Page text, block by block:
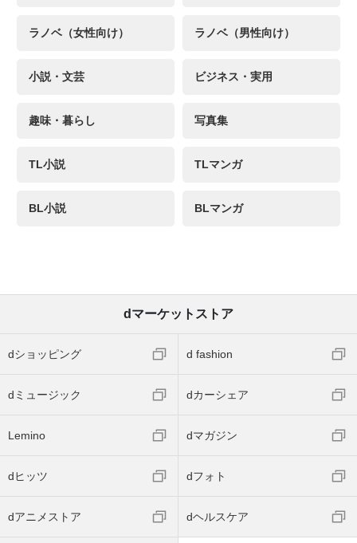
ラノベ（女性向け） ラノベ（男性向け）
小説・文芸 ビジネス・実用
趣味・暮らし 写真集
TL小説 TLマンガ
BL小説 BLマンガ
dマーケットストア
dショッピング d fashion
dミュージック dカーシェア
Lemino dマガジン
dヒッツ dフォト
dアニメストア dヘルスケア